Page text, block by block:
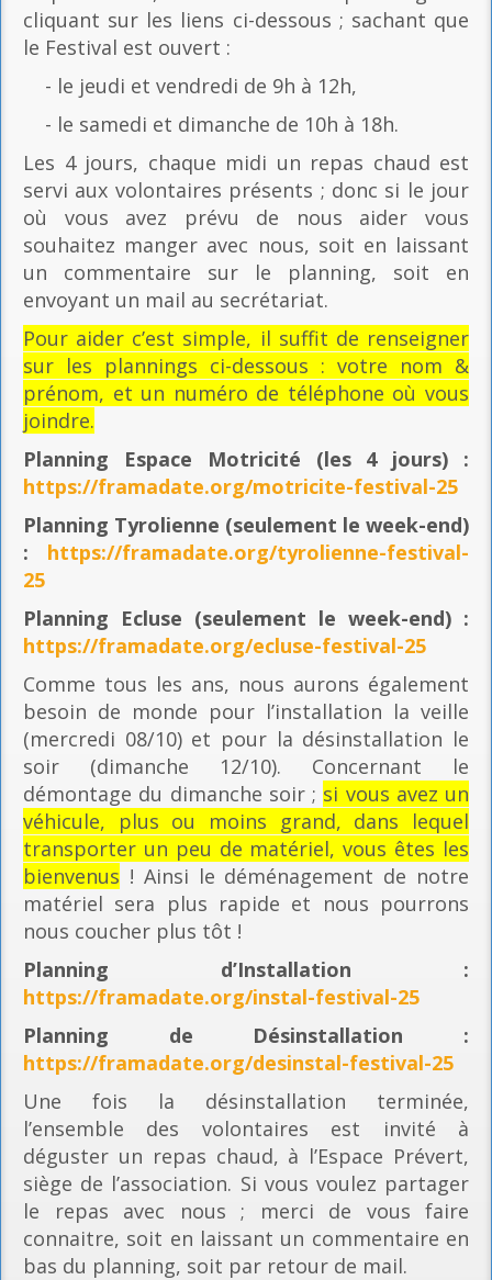
cliquant sur les liens ci-dessous ; sachant que
le Festival est ouvert :
- le jeudi et vendredi de 9h à 12h,
- le samedi et dimanche de 10h à 18h.
Les 4 jours, chaque midi un repas chaud est
servi aux volontaires présents ; donc si le jour
où vous avez prévu de nous aider vous
souhaitez manger avec nous, soit en laissant
un commentaire sur le planning, soit en
envoyant un mail au secrétariat.
Pour aider c’est simple, il suffit de renseigner
sur les plannings ci-dessous : votre nom &
prénom, et un numéro de téléphone où vous
joindre.
Planning Espace Motricité (les 4 jours) :
https://framadate.org/motricite-festival-25
Planning Tyrolienne (seulement le week-end)
: https://framadate.org/tyrolienne-festival-
25
Planning Ecluse (seulement le week-end) :
https://framadate.org/ecluse-festival-25
Comme tous les ans, nous aurons également
besoin de monde pour l’installation la veille
(mercredi 08/10) et pour la désinstallation le
soir (dimanche 12/10). Concernant le
démontage du dimanche soir ; si vous avez un
véhicule, plus ou moins grand, dans lequel
transporter un peu de matériel, vous êtes les
bienvenus ! Ainsi le déménagement de notre
matériel sera plus rapide et nous pourrons
nous coucher plus tôt !
Planning d’Installation :
https://framadate.org/instal-festival-25
Planning de Désinstallation :
https://framadate.org/desinstal-festival-25
Une fois la désinstallation terminée,
l’ensemble des volontaires est invité à
déguster un repas chaud, à l’Espace Prévert,
siège de l’association. Si vous voulez partager
le repas avec nous ; merci de vous faire
connaitre, soit en laissant un commentaire en
bas du planning, soit par retour de mail.